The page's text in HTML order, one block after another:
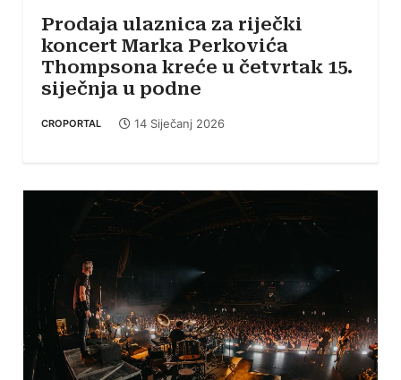
Prodaja ulaznica za riječki
koncert Marka Perkovića
Thompsona kreće u četvrtak 15.
siječnja u podne
CROPORTAL 14 Siječanj 2026